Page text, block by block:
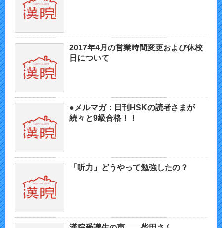
2017年4月の営業時間変更および休校
日について
●メルマガ：日刊HSKの読者さまが
続々と9級合格！！
「听力」どうやって勉強したの？​